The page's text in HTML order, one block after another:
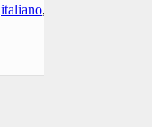
italiano,